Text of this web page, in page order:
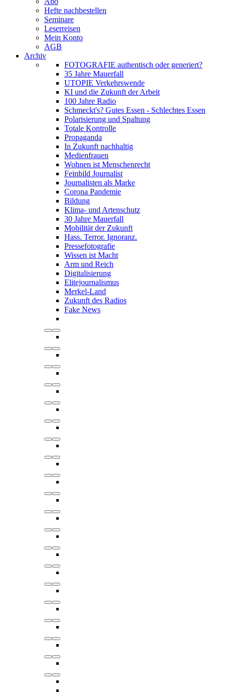
Hefte nachbestellen
Seminare
Leserreisen
Mein Konto
AGB
Archiv
FOTOGRAFIE authentisch oder generiert?
35 Jahre Mauerfall
UTOPIE Verkehrswende
KI und die Zukunft der Arbeit
100 Jahre Radio
Schmeckt's? Gutes Essen - Schlechtes Essen
Polarisierung und Spaltung
Totale Kontrolle
Propaganda
In Zukunft nachhaltig
Medienfrauen
Wohnen ist Menschenrecht
Feinbild Journalist
Journalisten als Marke
Corona Pandemie
Bildung
Klima- und Artenschutz
30 Jahre Mauerfall
Mobilität der Zukunft
Hass. Terror. Ignoranz.
Pressefotografie
Wissen ist Macht
Arm und Reich
Digitalisierung
Elitejournalismus
Merkel-Land
Zukunft des Radios
Fake News